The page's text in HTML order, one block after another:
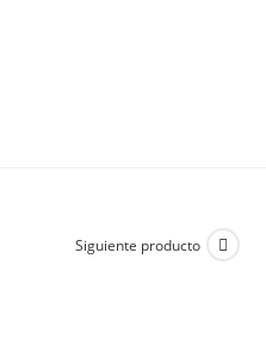
Siguiente producto